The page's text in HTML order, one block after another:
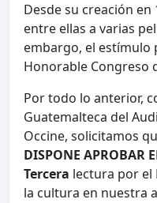
Desde su creación
entre ellas a varias
embargo, el estímulo
Honorable Congreso
Por todo lo anterior,
Guatemalteca del
Occine, solicitamos
DISPONE APROBAR
Tercera lectura por el
la cultura en nuestra